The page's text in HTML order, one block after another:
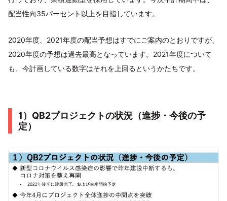
配当性向35パーセント以上を目指しています。
2020年度、2021年度の配当予想はすでにご案内のとおりですが、
2020年度の予想は過去最高となっています。2021年度について
も、今計画している数字はそれを上回るというかたちです。
1）QB2プロジェクトの状況（進捗・今後の予
定）